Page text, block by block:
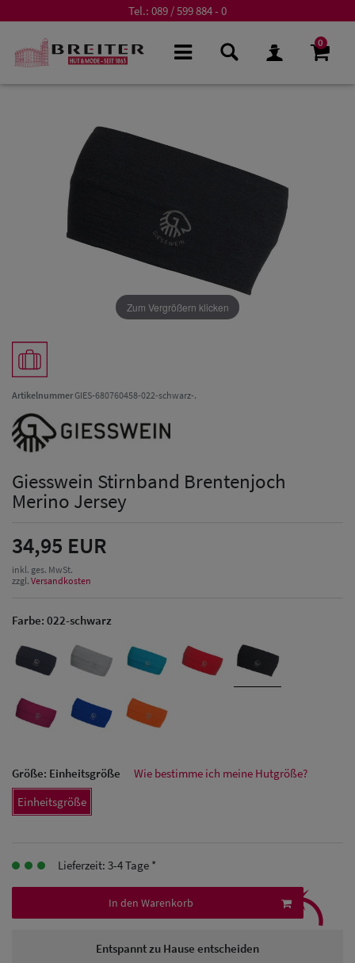
Tel.: 089 / 599 884 - 0
0
Herren Caps
Herren
Baseball Cpas
Herren
Sonnenschilder
Zum Vergrößern klicken
ArtikelnummerGIES-680760458-022-schwarz-.
Giesswein Stirnband Brentenjoch
Merino Jersey
34,95 EUR
inkl. ges. MwSt.
zzgl. Versandkosten
Farbe: 022-schwarz
Größe: Einheitsgröße
Wie bestimme ich meine Hutgröße?
Einheitsgröße
Lieferzeit: 3-4 Tage *
In den Warenkorb
Entspannt zu Hause entscheiden
⤹